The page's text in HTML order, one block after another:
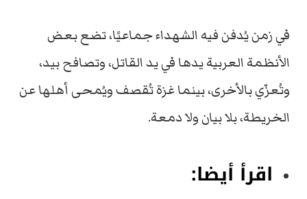
في زمن يُدفن فيه الشهداء جماعيًا، تضع بعض
الأنظمة العربية يدها في يد القاتل، وتصافح بيد،
وتُعزّي بالأخرى، بينما غزة تُقصف ويُمحى أهلها عن
الخريطة، بلا بيان ولا دمعة.
اقرأ أيضا: